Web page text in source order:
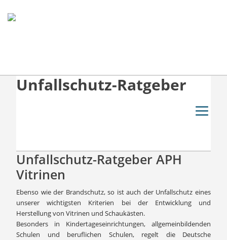
Unfallschutz-Ratgeber
Unfallschutz-Ratgeber APH
Vitrinen
Ebenso wie der Brandschutz, so ist auch der Unfallschutz eines
unserer wichtigsten Kriterien bei der Entwicklung und
Herstellung von Vitrinen und Schaukästen.
Besonders in Kindertageseinrichtungen, allgemeinbildenden
Schulen und beruflichen Schulen, regelt die Deutsche